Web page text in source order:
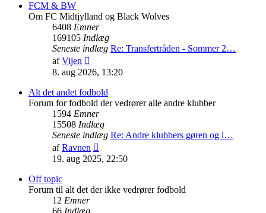
FCM & BW
Om FC Midtjylland og Black Wolves
6408 Emner
169105 Indlæg
Seneste indlæg Re: Transfertråden - Sommer 2…
afVijen
det
indlæg
8. aug 2026, 13:20
Alt det andet fodbold
Forum for fodbold der vedrører alle andre klubber
1594 Emner
15508 Indlæg
Seneste indlæg Re: Andre klubbers gøren og l…
afRavnen
det
19. aug 2025, 22:50
Off topic
Forum til alt det der ikke vedrører fodbold
12 Emner